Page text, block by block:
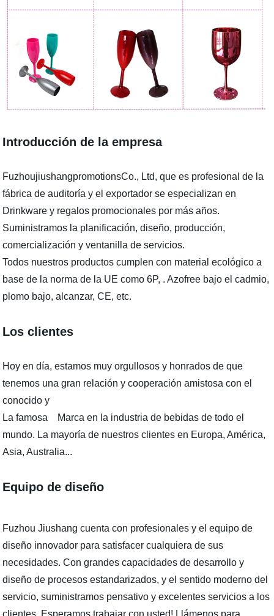
Introducción de la empresa
FuzhoujiushangpromotionsCo., Ltd, que es profesional de la
fábrica de auditoría y el exportador se especializan en
Drinkware y regalos promocionales por más años.
Suministramos la planificación, diseño, producción,
comercialización y ventanilla de servicios.
Todos nuestros productos cumplen con material ecológico a
base de la norma de la UE como 6P, . Azofree bajo el cadmio,
plomo bajo, alcanzar, CE, etc.
Los clientes
Hoy en día, estamos muy orgullosos y honrados de que
tenemos una gran relación y cooperación amistosa con el
conocido y
La famosa Marca en la industria de bebidas de todo el
mundo. La mayoría de nuestros clientes en Europa, América,
Asia, Australia...
Equipo de diseño
Fuzhou Jiushang cuenta con profesionales y el equipo de
diseño innovador para satisfacer cualquiera de sus
necesidades. Con grandes capacidades de desarrollo y
diseño de procesos estandarizados, y el sentido moderno del
servicio, suministramos pensativo y excelentes servicios a los